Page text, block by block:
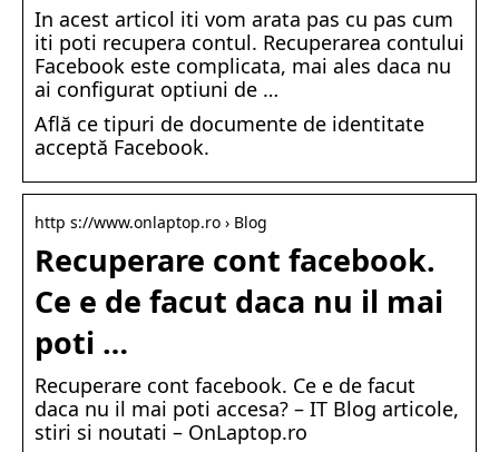
In acest articol iti vom arata pas cu pas cum
iti poti recupera contul. Recuperarea contului
Facebook este complicata, mai ales daca nu
ai configurat optiuni de …
Află ce tipuri de documente de identitate
acceptă Facebook.
http s://www.onlaptop.ro › Blog
Recuperare cont facebook.
Ce e de facut daca nu il mai
poti …
Recuperare cont facebook. Ce e de facut
daca nu il mai poti accesa? – IT Blog articole,
stiri si noutati – OnLaptop.ro